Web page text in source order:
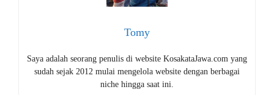
Tomy
Saya adalah seorang penulis di website KosakataJawa.com yang
sudah sejak 2012 mulai mengelola website dengan berbagai
niche hingga saat ini.